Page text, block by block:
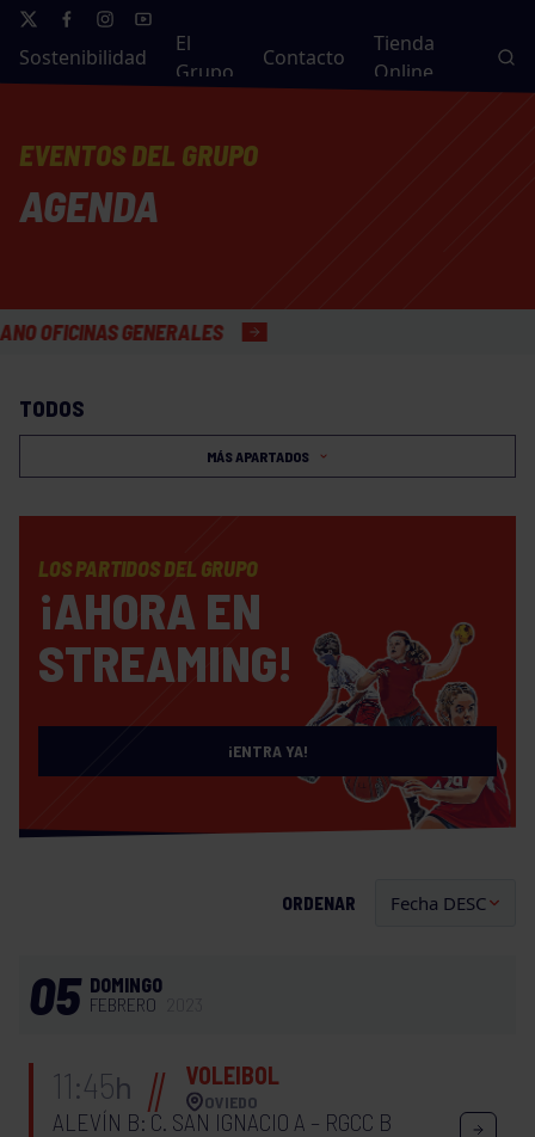
Sostenibilidad
El
Grupo
Contacto
Tienda
Online
EVENTOS DEL GRUPO
AGENDA
GENERALES
TODOS
MÁS APARTADOS
LOS PARTIDOS DEL GRUPO
¡AHORA EN
STREAMING!
¡ENTRA YA!
ORDENAR
05 DOMINGO
FEBRERO
11:45h VOLEIBOL
OVIEDO
ALEVÍN B: C. SAN IGNACIO A – RGCC B